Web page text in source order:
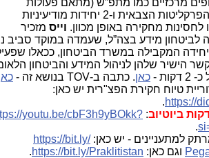
כמו מתפ”ש (מתאם פעולות
הממשלה בשטחים), הפרקליטות הצבאית ו-2 יחידות מודיעיניות
מחקירה באופן מכוון.וייס מזכיר
מידע בצה”ל, שעמדה במוקד סביב נושא
המקבילהבמשרד הביטחון, ככאלו שפעילותן
שלהן לניהול המידע והביטחון הלאומי.
כאן . כתבה ב-TOV בנושא זה - כאן .
חקירת הפצ"רית יש כאן:
.
:
https://youtu.be/cbF3h9yBOkk?
- יש כאן: https://bit.ly/
וגם כאן: https://bit.ly/Praklitistan
.